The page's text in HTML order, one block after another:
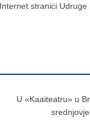
stranici Udruge
U «Kaaiteatru» u